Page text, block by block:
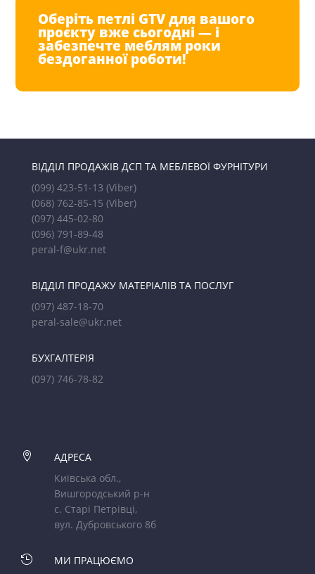
Оберіть петлі GTV для вашого
проєкту вже сьогодні — і
забезпечте меблям роки
бездоганної роботи!
ВІДДІЛ ПРОДАЖІВ ДСП ТА МЕБЛЕВОЇ ФУРНІТУРИ
(099) 423-51-13 (Viber)
(068) 762-85-15 (Viber)
(097) 445-02-80
(096) 791-89-48
peral-f@ukr.net
ВІДДІЛ ПРОДАЖУ МАТЕРІАЛІВ ТА ПОСЛУГ
(097) 487-18-70
peral-sale@ukr.net
БУХГАЛТЕРІЯ
(097) 746-78-82

АДРЕСА
Київська обл.,
Вишгородський р-н
с. Старі Петрівці,
вул. Дубровського 8б

МИ ПРАЦЮЄМО